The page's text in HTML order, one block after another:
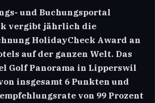
und Buchungsportal
vergibt jährlich die
HolidayCheck Award an
auf der ganzen Welt. Das
Golf Panorama in Lipperswil
insgesamt 6 Punkten und
von 99 Prozent